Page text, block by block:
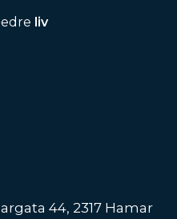
liv
44, 2317 Hamar